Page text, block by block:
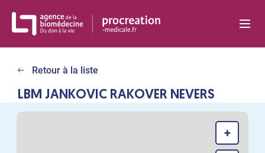
Retour à la liste
LBM JANKOVIC RAKOVER NEVERS
+